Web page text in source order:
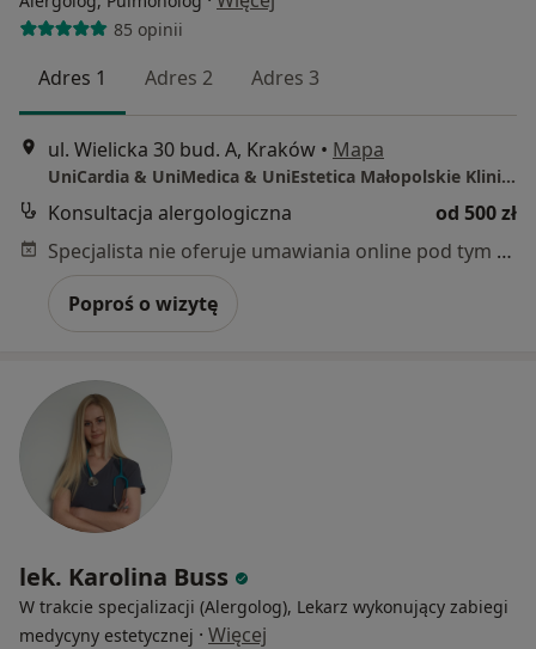
85 opinii
Adres 1 Adres 2 Adres 3
ul. Wielicka 30 bud. A, Kraków • Mapa
UniCardia & UniMedica & UniEstetica Małopolskie Kliniki Specjalistyczne w Krakowie
Konsultacja alergologiczna
od 500 zł
Specjalista nie oferuje umawiania online pod tym adresem.
Poproś o wizytę
lek. Karolina Buss
W trakcie specjalizacji (Alergolog), Lekarz wykonujący zabiegi
medycyny estetycznej · Więcej